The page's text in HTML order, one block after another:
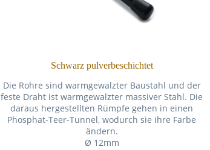
Schwarz pulverbeschichtet
Die Rohre sind warmgewalzter Baustahl und der
feste Draht ist warmgewalzter massiver Stahl. Die
daraus hergestellten Rümpfe gehen in einen
Phosphat-Teer-Tunnel, wodurch sie ihre Farbe
ändern.
Ø 12mm